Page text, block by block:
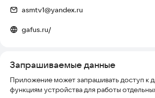
asmtv1@yandex.ru
gafus.ru/
Запрашиваемые данные
Приложение может запрашивать доступ к
функциям устройства для работы